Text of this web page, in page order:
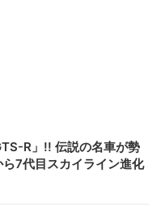
R」!! 伝説の名車が勢
7代目スカイライン進化